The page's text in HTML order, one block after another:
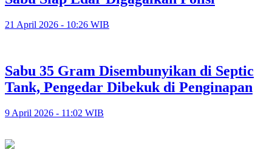
21 April 2026 - 10:26 WIB
Sabu 35 Gram Disembunyikan di Septic
Tank, Pengedar Dibekuk di Penginapan
9 April 2026 - 11:02 WIB